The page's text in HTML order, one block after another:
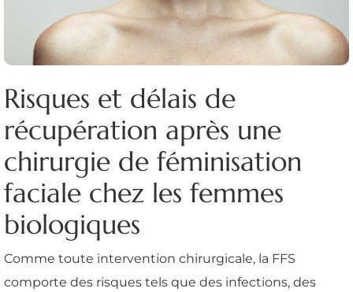
Risques et délais de
récupération après une
chirurgie de féminisation
faciale chez les femmes
biologiques
Comme toute intervention chirurgicale, la FFS
comporte des risques tels que des infections, des